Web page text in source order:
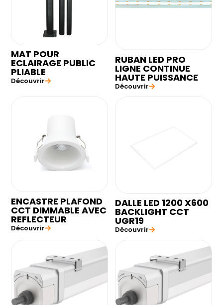
MAT POUR
ECLAIRAGE PUBLIC
PLIABLE
Découvrir
RUBAN LED PRO
LIGNE CONTINUE
HAUTE PUISSANCE
Découvrir
ENCASTRE PLAFOND
CCT DIMMABLE AVEC
REFLECTEUR
Découvrir
DALLE LED 1200 X600
BACKLIGHT CCT
UGR19
Découvrir